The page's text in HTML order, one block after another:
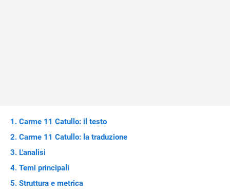
Carme 11 Catullo: il testo
Carme 11 Catullo: la traduzione
L'analisi
Temi principali
Struttura e metrica